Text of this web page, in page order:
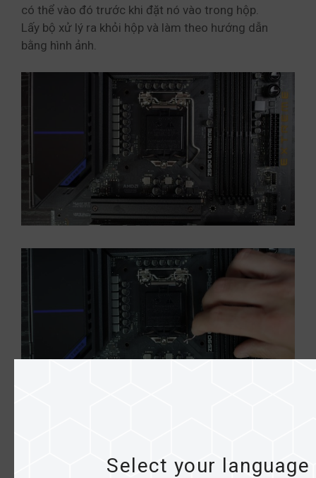
có thể vào đó trước khi đặt nó vào trong hộp.
Lấy bộ xử lý ra khỏi hộp và làm theo hướng dẫn
bằng hình ảnh.
Select your language